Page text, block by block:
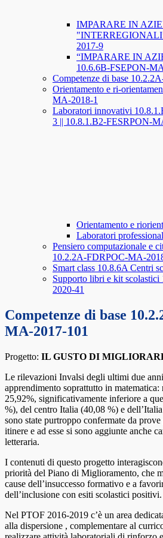
IMPARARE IN
2017-9
“IMPARARE IN
10.6.6B-FSEPON-
Competenze di base
Orientamento e ri-
MA-2018-1
Laboratori innovativi
3 || 10.8.1.B2-FESRPON-
Orientamento e
Laboratori
Pensiero computazionale e
10.2.2A-FDRPOC-MA-
Smart class 10.8.6A Centri
Supporto libri e kit
2020-41
Competenze di base
MA-2017-101
Progetto: IL GUSTO DI
Le rilevazioni Invalsi degli ultimi due
apprendimento soprattutto in matematica:
25,92%, significativamente inferiore a
%), del centro Italia (40,08 %) e
sono state purtroppo confermate da
itinere e ad esse si sono aggiunte anche
letteraria.
I contenuti di questo progetto
priorità del Piano di Miglioramento, che
cause dell’insuccesso formativo e a
dell’inclusione con esiti scolastici positivi.
Nel PTOF 2016-2019 c’è un area
alla dispersione , complementare al